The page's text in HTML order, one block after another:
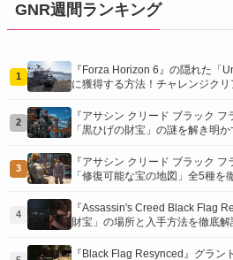
GNR週間ランキング
1
『Forza Horizon 6』の隠れた「
に獲得する方法！チャレンジクリ
2
『アサシン クリード ブラック
「黒ひげの財宝」の謎を解き明
3
『アサシン クリード ブラック
「修復可能な宝の地図」全5種を
介！
4
『Assassin's Creed Black Flag
財宝」の場所と入手方法を徹底
『Black Flag Resynced』グラ